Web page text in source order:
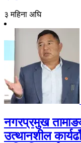
३ महिना अघि
नगरप्रमुख
उत्थानशील